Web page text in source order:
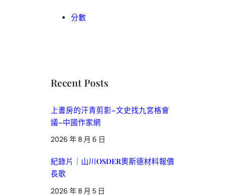
分數
Recent Posts
上書房的汗青剪影–文史找九宮格會
議–中國作家網
2026 年 8 月 6 日
紀錄片｜山川OSDER奧斯德材料報價
長歌
2026 年 8 月 5 日